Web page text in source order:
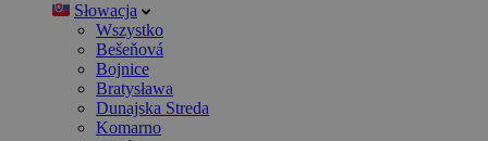
Słowacja
Wszystko
Bešeňová
Bojnice
Bratysława
Dunajska Streda
Komarno